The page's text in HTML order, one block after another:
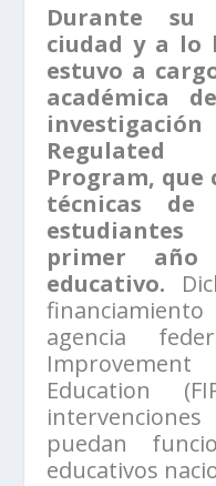
Durante su
ciudad y a lo
estuvo a
académica
Regulated
Program, que
técnicas de
primer
educativo.
agencia
Education
puedan
educativos